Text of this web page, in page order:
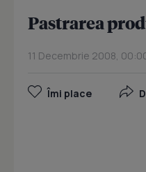
Pastrarea
11 Decembrie 2008,
Îmi place